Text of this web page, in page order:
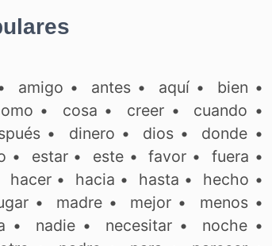
amigo • antes• aquí• bien •
• cosa • creer• cuando •
• dinero • dios • donde •
• estar• este•favor • fuera •
hacer• hacia • hasta • hecho •
• madre • mejor • menos•
• nadie• necesitar• noche•